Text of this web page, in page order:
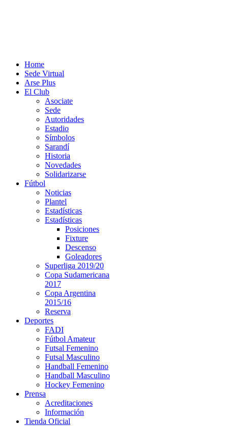
Home
Sede Virtual
Arse Plus
El Club
Asociate
Sede
Autoridades
Estadio
Símbolos
Sarandí
Historia
Novedades
Solidarizarse
Fútbol
Noticias
Plantel
Estadísticas
Estadísticas
Posiciones
Fixture
Descenso
Goleadores
Superliga 2019/20
Copa Sudamericana
2017
Copa Argentina
2015/16
Reserva
Deportes
FADI
Fútbol Amateur
Futsal Femenino
Futsal Masculino
Handball Femenino
Handball Masculino
Hockey Femenino
Prensa
Acreditaciones
Información
Tienda Oficial